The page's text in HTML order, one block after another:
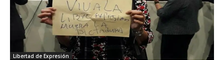
Libertad de Expresión